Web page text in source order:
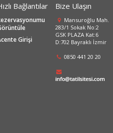
Bağlantılar
Girişi
Bize Ulaşın
Mansuroğlu Mah.
283/1 Sokak No:2
GSK PLAZA Kat:6
D:702 Bayraklı İzmir
0850 441 20 20